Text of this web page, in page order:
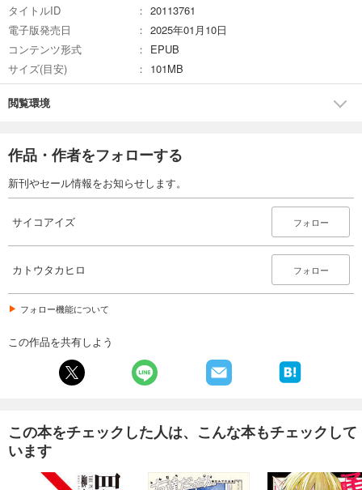
タイトルID
20113761
電子版発売日
2025年01月10日
コンテンツ形式
EPUB
サイズ(目安)
101MB
閲覧環境
作品・作者をフォローする
新刊やセール情報をお知らせします。
サイコアイズ フォロー
カトウタカヒロ フォロー
フォロー機能について
この作品を共有しよう
この本をチェックした人は、こんな本もチェックして
います